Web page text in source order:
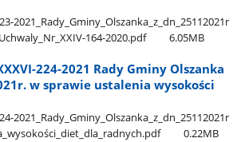
2021​_Rady​_Gminy​_Olszanka​_z​_dn​_25112021r​
164-2020.pdf
6.05MB
224-2021 Rady Gminy Olszanka
w sprawie ustalenia wysokości
2021​_Rady​_Gminy​_Olszanka​_z​_dn​_25112021r​
0.22MB